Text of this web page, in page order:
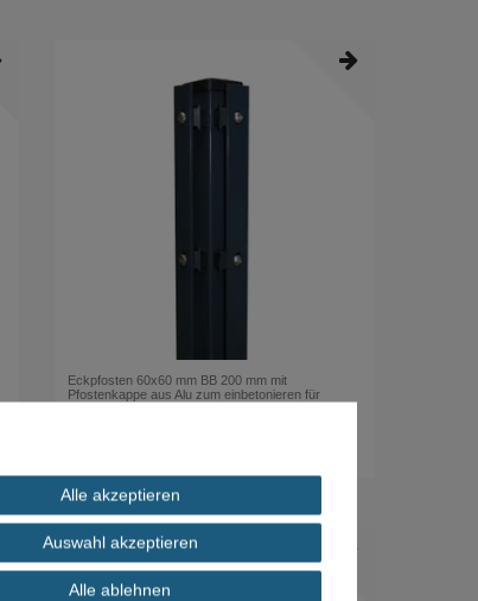
Eckpfosten 60x60 mm BB 200 mm mit
Pfostenkappe aus Alu zum einbetonieren für
Alle akzeptieren
Auswahl akzeptieren
Alle ablehnen